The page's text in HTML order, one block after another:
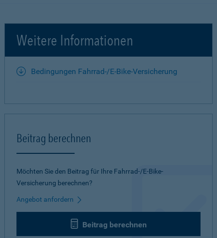
Weitere Informationen
Bedingungen Fahrrad-/E-Bike-Versicherung
Beitrag berechnen
Möchten Sie den Beitrag für Ihre Fahrrad-/E-Bike-
Versicherung berechnen?
Angebot anfordern
Beitrag berechnen